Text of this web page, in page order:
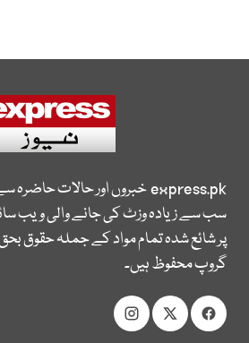
express.pkخبروں اور حالات حاضرہ
سب سے زیادہ وزٹ کی جانے والی ویب
پر شائع شدہ تمام مواد کے جملہ حقوق
گروپ محفوظ ہیں۔